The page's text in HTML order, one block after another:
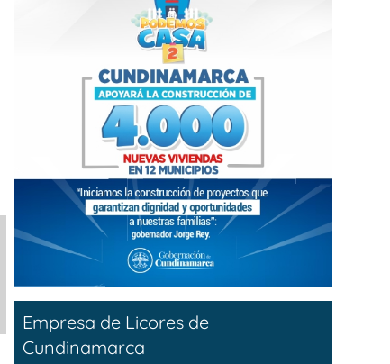
Empresa de Licores de
Cundinamarca